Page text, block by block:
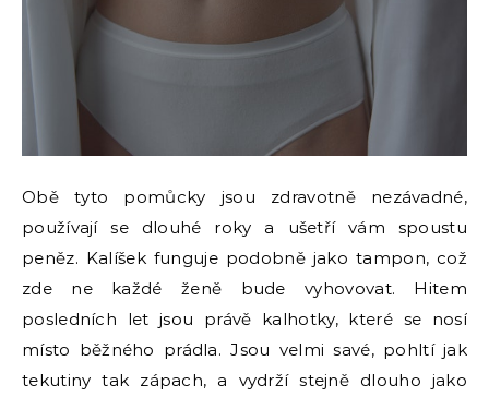
Obě tyto pomůcky jsou zdravotně nezávadné,
používají se dlouhé roky a ušetří vám spoustu
peněz. Kalíšek funguje podobně jako tampon, což
zde ne každé ženě bude vyhovovat. Hitem
posledních let jsou právě kalhotky, které se nosí
místo běžného prádla. Jsou velmi savé, pohltí jak
tekutiny tak zápach, a vydrží stejně dlouho jako